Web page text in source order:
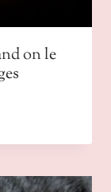
on le